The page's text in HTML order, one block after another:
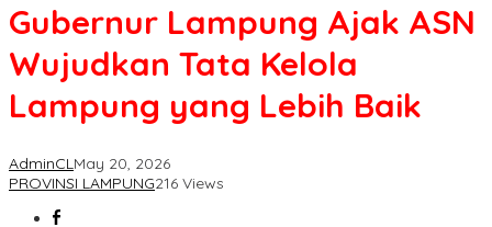
Gubernur Lampung Ajak ASN
Wujudkan Tata Kelola
Lampung yang Lebih Baik
AdminCLMay 20, 2026
PROVINSI LAMPUNG216 Views